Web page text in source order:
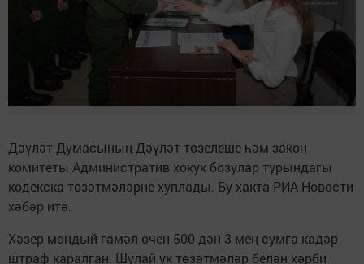
Дәүләт Думасының Дәүләт төзелеше һәм закон
комитеты Административ хокук бозулар турындагы
кодекска төзәтмәләрне хуплады. Бу хакта РИА Новости
хәбәр итә.
Хәзер мондый гамәл өчен 500 дән 3 мең сумга кадәр
штраф каралган. Шулай ук төзәтмәләр белән хәрби